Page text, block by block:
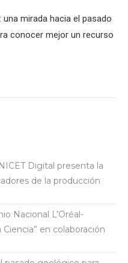
una mirada hacia el pasado
conocer mejor un recurso
Digital presenta la
de la producción
Nacional L’Oréal-
Ciencia” en colaboración